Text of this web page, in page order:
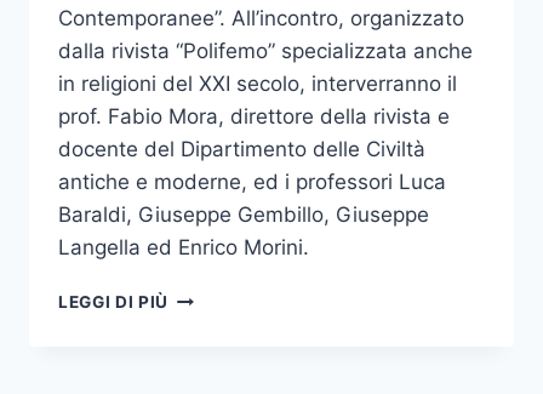
Contemporanee”. All’incontro, organizzato
dalla rivista “Polifemo” specializzata anche
in religioni del XXI secolo, interverranno il
prof. Fabio Mora, direttore della rivista e
docente del Dipartimento delle Civiltà
antiche e moderne, ed i professori Luca
Baraldi, Giuseppe Gembillo, Giuseppe
Langella ed Enrico Morini.
LEGGI DI PIÙ GIORNATA